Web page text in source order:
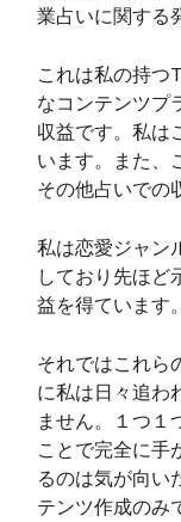
業占いに関する
これは私の持つ
なコンテンツプ
収益です。私は
います。また、
その他占いでの
私は恋愛ジャン
しており先ほど
益を得ています。
それではこれら
に私は日々追わ
ません。１つ１
ことで完全に手
るのは気が向い
テンツ作成のみ